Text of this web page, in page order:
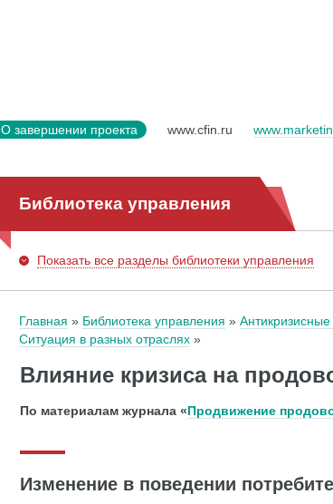
О завершении проекта www.cfin.ru
Библиотека управления
Показать все разделы библиотеки управления
Главная Библиотека управления
Ситуация в разных отраслях
Влияние кризиса на
По материалам журнала «Продвижение
Изменение в поведении